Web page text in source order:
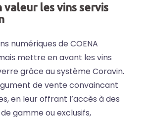
les vins servis
numériques de COENA
mettre en avant les vins
grâce au système Coravin.
de vente convaincant
en leur offrant l’accès à des
gamme ou exclusifs,